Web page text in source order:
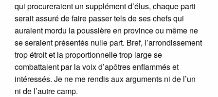
qui procureraient un supplément d’élus, chaque parti
serait assuré de faire passer tels de ses chefs qui
auraient mordu la poussière en province ou même ne
se seraient présentés nulle part. Bref, l’arrondissement
trop étroit et la proportionnelle trop large se
combattaient par la voix d’apôtres enflammés et
intéressés. Je ne me rendis aux arguments ni de l’un
ni de l’autre camp.